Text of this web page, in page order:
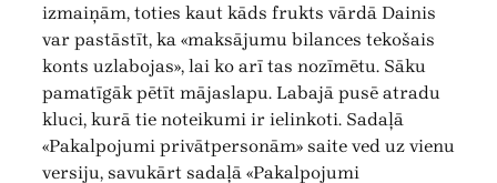
izmaiņām, toties kaut kāds frukts vārdā Dainis
var pastāstīt, ka «maksājumu bilances tekošais
konts uzlabojas», lai ko arī tas nozīmētu. Sāku
pamatīgāk pētīt mājaslapu. Labajā pusē atradu
kluci, kurā tie noteikumi ir ielinkoti. Sadaļā
«Pakalpojumi privātpersonām» saite ved uz vienu
versiju, savukārt sadaļā «Pakalpojumi